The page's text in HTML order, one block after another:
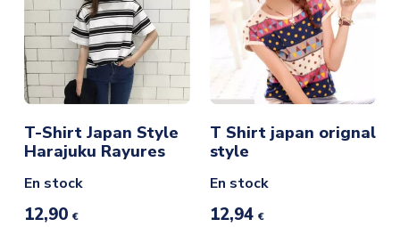
T-Shirt Japan Style
Harajuku Rayures
En stock
12,90 €
T Shirt japan orignal
style
En stock
12,94 €